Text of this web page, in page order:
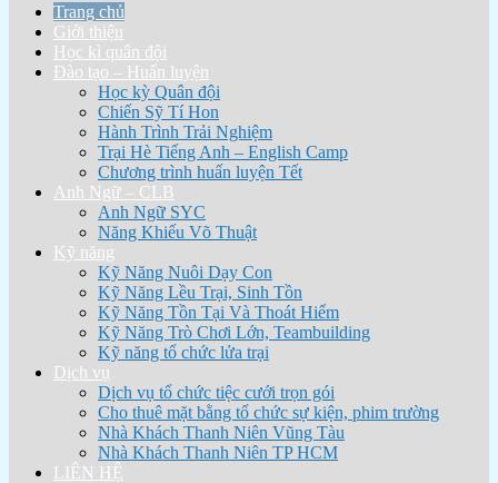
Trang chủ
Giới thiệu
Học kì quân đội
Đào tạo – Huấn luyện
Học kỳ Quân đội
Chiến Sỹ Tí Hon
Hành Trình Trải Nghiệm
Trại Hè Tiếng Anh – English Camp
Chương trình huấn luyện Tết
Anh Ngữ – CLB
Anh Ngữ SYC
Năng Khiếu Võ Thuật
Kỹ năng
Kỹ Năng Nuôi Dạy Con
Kỹ Năng Lều Trại, Sinh Tồn
Kỹ Năng Tồn Tại Và Thoát Hiểm
Kỹ Năng Trò Chơi Lớn, Teambuilding
Kỹ năng tổ chức lửa trại
Dịch vụ
Dịch vụ tổ chức tiệc cưới trọn gói
Cho thuê mặt bằng tổ chức sự kiện, phim trường
Nhà Khách Thanh Niên Vũng Tàu
Nhà Khách Thanh Niên TP HCM
LIÊN HỆ